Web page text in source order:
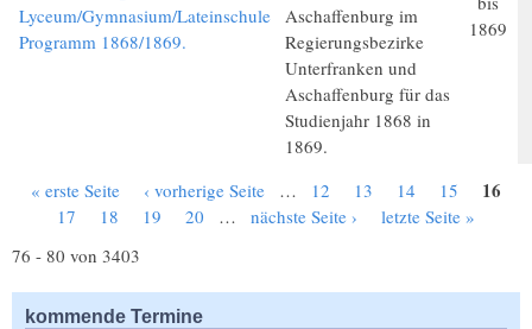
Lyceum/Gymnasium/Lateinschule
Programm 1868/1869.
Aschaffenburg im
Regierungsbezirke
Unterfranken und
Aschaffenburg für das
Studienjahr 1868 in
1869.
1869
Seiten
« erste Seite ‹ vorherige Seite … 12 13 14 15 16
17 18 19 20 … nächste Seite ›
letzte Seite »
76 - 80 von 3403
kommende Termine